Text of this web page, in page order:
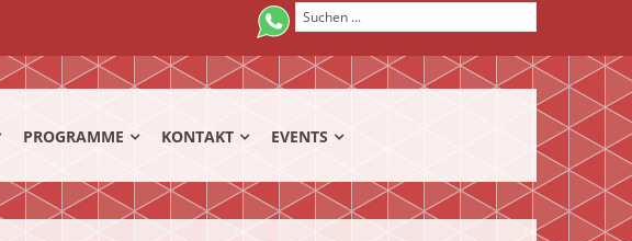
PROGRAMME KONTAKT EVENTS